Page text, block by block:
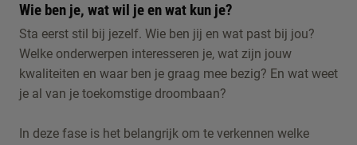
Wie ben je, wat wil je en wat kun je?
Sta eerst stil bij jezelf. Wie ben jij en wat past bij jou?
Welke onderwerpen interesseren je, wat zijn jouw
kwaliteiten en waar ben je graag mee bezig? En wat weet
je al van je toekomstige droombaan?
In deze fase is het belangrijk om te verkennen welke